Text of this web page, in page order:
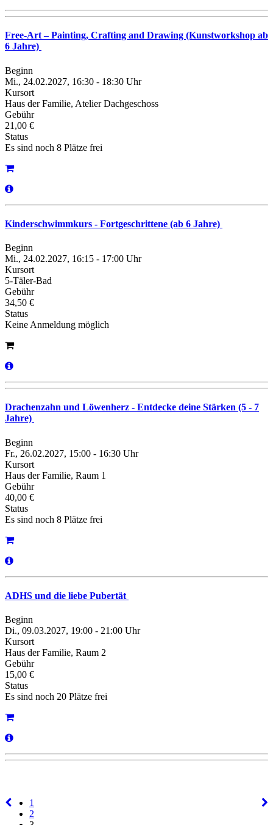
Free-Art – Painting, Crafting and Drawing (Kunstworkshop ab
6 Jahre)
Beginn
Mi., 24.02.2027, 16:30 - 18:30 Uhr
Kursort
Haus der Familie, Atelier Dachgeschoss
Gebühr
21,00 €
Status
Es sind noch 8 Plätze frei
Kinderschwimmkurs - Fortgeschrittene (ab 6 Jahre)
Beginn
Mi., 24.02.2027, 16:15 - 17:00 Uhr
Kursort
5-Täler-Bad
Gebühr
34,50 €
Status
Keine Anmeldung möglich
Drachenzahn und Löwenherz - Entdecke deine Stärken (5 - 7
Jahre)
Beginn
Fr., 26.02.2027, 15:00 - 16:30 Uhr
Kursort
Haus der Familie, Raum 1
Gebühr
40,00 €
Status
Es sind noch 8 Plätze frei
ADHS und die liebe Pubertät
Beginn
Di., 09.03.2027, 19:00 - 21:00 Uhr
Kursort
Haus der Familie, Raum 2
Gebühr
15,00 €
Status
Es sind noch 20 Plätze frei
1
2